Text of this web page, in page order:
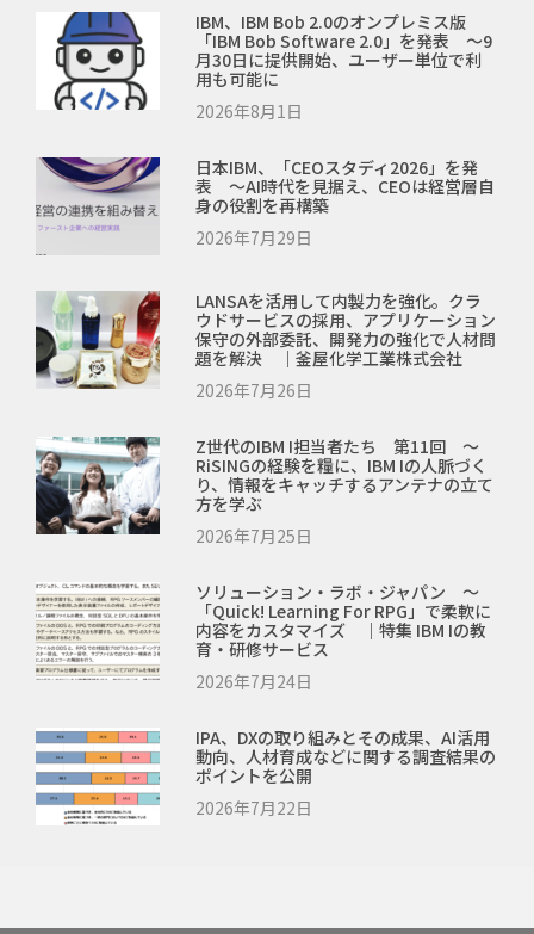
IBM、IBM Bob 2.0のオンプレミス版
「IBM Bob Software 2.0」を発表 ～9
月30日に提供開始、ユーザー単位で利
用も可能に
2026年8月1日
日本IBM、「CEOスタディ2026」を発
表 ～AI時代を見据え、CEOは経営層自
身の役割を再構築
2026年7月29日
LANSAを活用して内製力を強化。クラ
ウドサービスの採用、アプリケーション
保守の外部委託、開発力の強化で人材問
題を解決 ｜釜屋化学工業株式会社
2026年7月26日
Z世代のIBM I担当者たち 第11回 ～
RiSINGの経験を糧に、IBM Iの人脈づく
り、情報をキャッチするアンテナの立て
方を学ぶ
2026年7月25日
ソリューション・ラボ・ジャパン ～
「Quick! Learning For RPG」で柔軟に
内容をカスタマイズ ｜特集 IBM Iの教
育・研修サービス
2026年7月24日
IPA、DXの取り組みとその成果、AI活用
動向、人材育成などに関する調査結果の
ポイントを公開
2026年7月22日